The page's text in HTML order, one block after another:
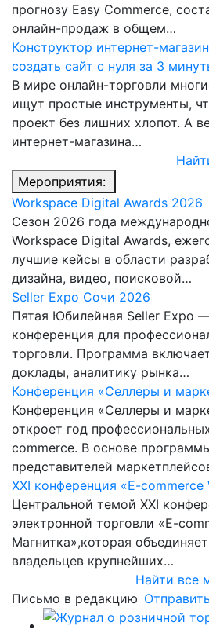
прогнозу Easy Commerce,
онлайн-продаж в общем…
Конструктор интернет-
создать сайт с нуля за 3
В мире онлайн-торговли
ищут простые инструменты,
проект без лишних хлопот. А
интернет-магазина…
Мероприятия:
Workspace Digital Awards 2026
Сезон 2026 года
Workspace Digital Awards,
лучшие кейсы в области
дизайна, видео, поисковой…
Seller Expo Сочи 2026
Пятая Юбилейная Seller Expo
конференция для
торговли. Программа
доклады, аналитику рынка…
Конференция «Селлеры и
Конференция «Селлеры и
откроет год
commerce. В основе
представителей
XXI конференция «E-commerce
Центральной темой XXI
электронной торговли «E-
Магнитка»,которая
владельцев крупнейших…
Найти все
Письмо в редакцию Отправить